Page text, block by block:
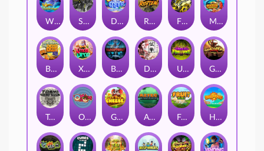
Wishbringer Slayers Inc Dorks of The Deep Rotten FRKN Bananas Marlin Master
Benny The Beer Xmas Drop Bloodthirst Densho Undead Fortune Gladiator Legends
Toshi Video Club OmNom Get The Cheese Aztec Twist Fruit Duel Hop'n'Pop